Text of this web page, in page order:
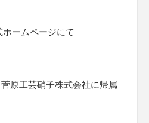
ームページにて
原工芸硝子株式会社に帰属